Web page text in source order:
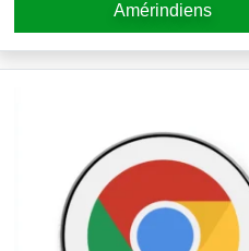
Amérindiens